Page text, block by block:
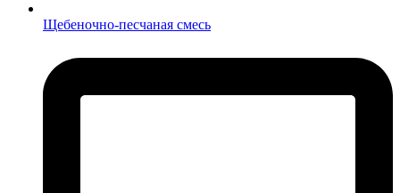
Щебеночно-песчаная смесь